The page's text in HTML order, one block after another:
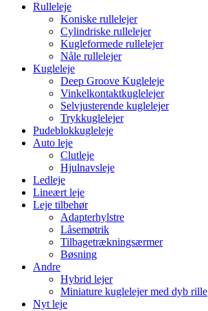
Rulleleje
Koniske rullelejer
Cylindriske rullelejer
Kugleformede rullelejer
Nåle rullelejer
Kugleleje
Deep Groove Kugleleje
Vinkelkontaktkuglelejer
Selvjusterende kuglelejer
Trykkuglelejer
Pudeblokkugleleje
Auto leje
Clutleje
Hjulnavsleje
Ledleje
Lineært leje
Leje tilbehør
Adapterhylstre
Låsemøtrik
Tilbagetrækningsærmer
Bøsning
Andre
Hybrid lejer
Miniature kuglelejer med dyb rille
Nyt leje